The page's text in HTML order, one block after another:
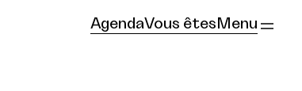
AgendaVous êtes Menu